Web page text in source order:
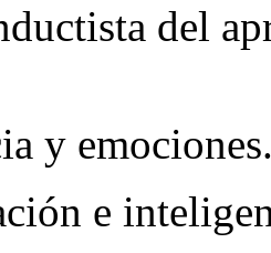
del
y
e